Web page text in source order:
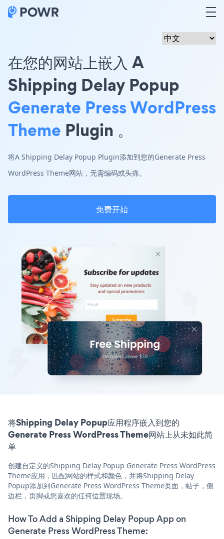
在您的网站上嵌入 A
Shipping Delay Popup
Generate Press WordPress
Theme Plugin 。
将A Shipping Delay Popup Plugin添加到您的Generate Press
WordPress Theme网站，无需编码或头痛。
免费开始
将Shipping Delay Popup应用程序嵌入到您的
Generate Press WordPress Theme网站上从未如此简
单
创建自定义的Shipping Delay Popup Generate Press WordPress
Theme应用，匹配网站的样式和颜色，并将Shipping Delay
Popup添加到Generate Press WordPress Theme页面，帖子，侧
边栏，页脚或您喜欢的任何位置现场。
How To Add a Shipping Delay Popup App on
Generate Press WordPress Theme: